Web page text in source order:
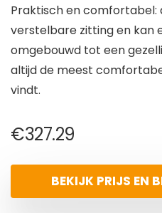
Praktisch en
verstelbare zitting en kan
omgebouwd tot een
altijd de meest
vindt.
€327.29
BEKIJK PRIJS EN